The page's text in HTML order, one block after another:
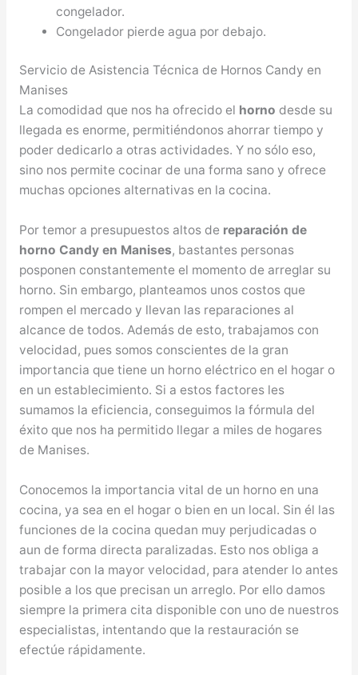
congelador.
Congelador pierde agua por debajo.
Servicio de Asistencia Técnica de Hornos Candy en
Manises
La comodidad que nos ha ofrecido el horno desde su
llegada es enorme, permitiéndonos ahorrar tiempo y
poder dedicarlo a otras actividades. Y no sólo eso,
sino nos permite cocinar de una forma sano y ofrece
muchas opciones alternativas en la cocina.
Por temor a presupuestos altos de reparación de
horno Candy en Manises, bastantes personas
posponen constantemente el momento de arreglar su
horno. Sin embargo, planteamos unos costos que
rompen el mercado y llevan las reparaciones al
alcance de todos. Además de esto, trabajamos con
velocidad, pues somos conscientes de la gran
importancia que tiene un horno eléctrico en el hogar o
en un establecimiento. Si a estos factores les
sumamos la eficiencia, conseguimos la fórmula del
éxito que nos ha permitido llegar a miles de hogares
de Manises.
Conocemos la importancia vital de un horno en una
cocina, ya sea en el hogar o bien en un local. Sin él las
funciones de la cocina quedan muy perjudicadas o
aun de forma directa paralizadas. Esto nos obliga a
trabajar con la mayor velocidad, para atender lo antes
posible a los que precisan un arreglo. Por ello damos
siempre la primera cita disponible con uno de nuestros
especialistas, intentando que la restauración se
efectúe rápidamente.